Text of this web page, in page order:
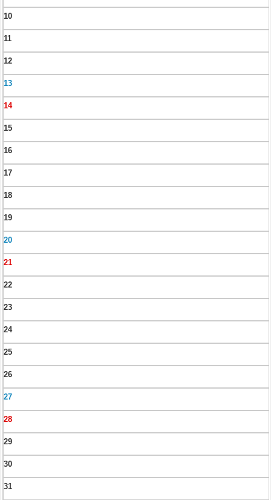
10
11
12
13
14
15
16
17
18
19
20
21
22
23
24
25
26
27
28
29
30
31